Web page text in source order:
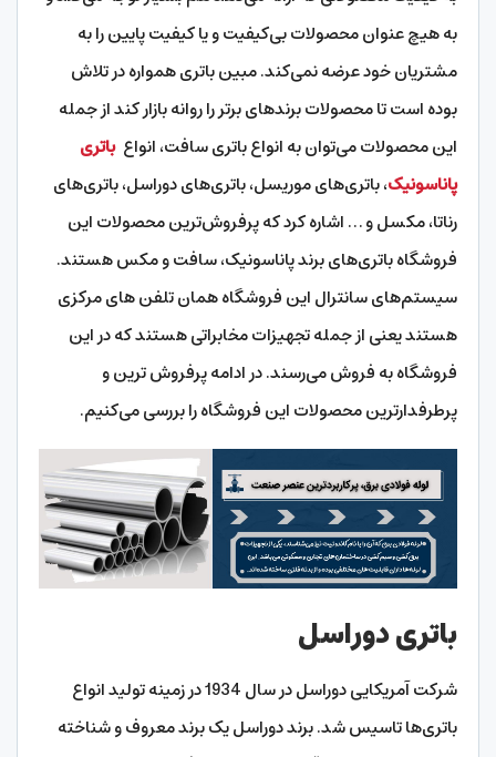
به هیچ عنوان محصولات بی‌کیفیت و یا کیفیت پایین را به
مشتریان خود عرضه نمی‌کند. مبین باتری همواره در تلاش
بوده است تا محصولات برندهای برتر را روانه بازار کند از جمله
این محصولات می‌توان به انواع باتری سافت، انواعباتری
پاناسونیک، باتری‌های موریسل، باتری‌های دوراسل، باتری‌های
رناتا، مکسل و … اشاره کرد که پرفروش‌ترین محصولات این
فروشگاه باتری‌های برند پاناسونیک، سافت و مکس هستند.
سیستم‌های سانترال این فروشگاه همان تلفن های مرکزی
هستند یعنی از جمله تجهیزات مخابراتی هستند که در این
فروشگاه به فروش می‌رسند. در ادامه پرفروش ترین و
پرطرفدارترین محصولات این فروشگاه را بررسی می‌کنیم.
باتری دوراسل
شرکت آمریکایی دوراسل در سال 1934 در زمینه تولید انواع
باتری‌ها تاسیس شد. برند دوراسل یک برند معروف و شناخته